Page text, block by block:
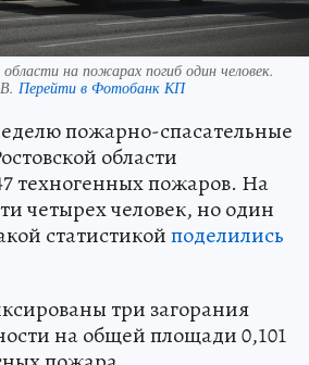
на пожарах погиб один человек.
Перейти в Фотобанк КП
пожарно-спасательные
области
техногенных пожаров. На
четырех человек, но один
статистикойподелились
три загорания
на общей площади 0,101